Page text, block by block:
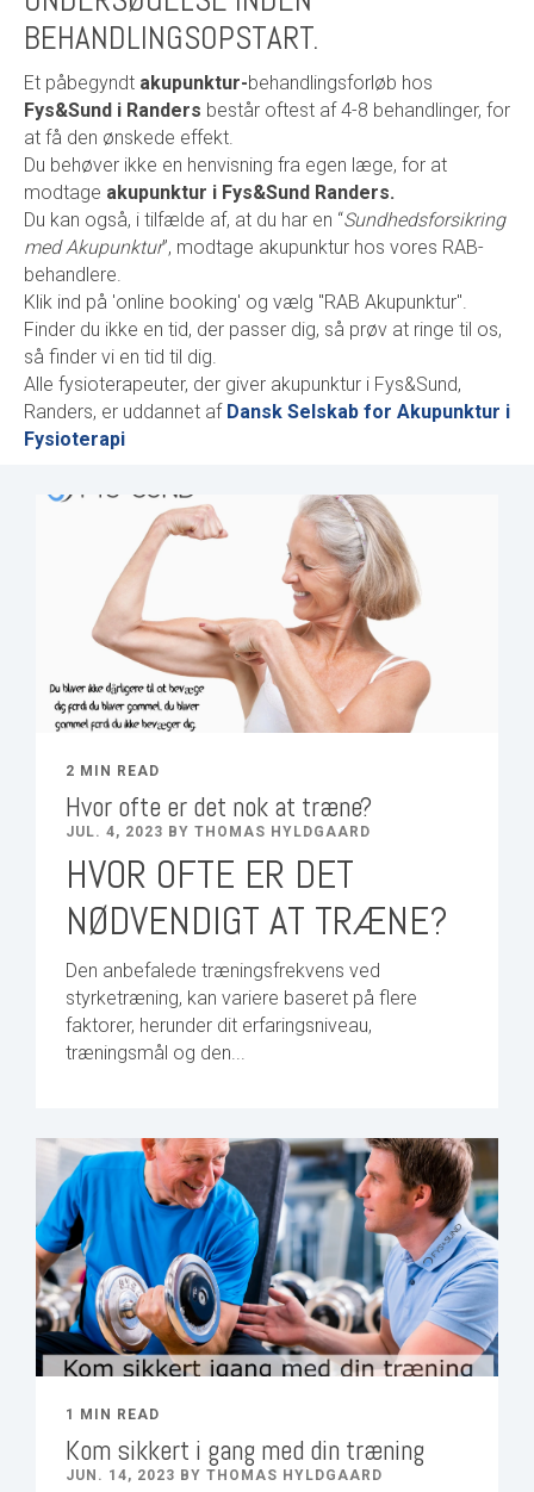
BEHANDLINGSOPSTART.
Et påbegyndt akupunktur-behandlingsforløb hos
Fys&Sund i Randers består oftest af 4-8 behandlinger, for
at få den ønskede effekt.
Du behøver ikke en henvisning fra egen læge, for at
modtage akupunktur i Fys&Sund Randers.
Du kan også, i tilfælde af, at du har en “Sundhedsforsikring
med Akupunktur”, modtage akupunktur hos vores RAB-
behandlere.
Klik ind på 'online booking' og vælg "RAB Akupunktur".
Finder du ikke en tid, der passer dig, så prøv at ringe til os,
så finder vi en tid til dig.
Alle fysioterapeuter, der giver akupunktur i Fys&Sund,
Randers, er uddannet af Dansk Selskab for Akupunktur i
Fysioterapi
2 MIN READ
Hvor ofte er det nok at træne?
JUL. 4, 2023 BY THOMAS HYLDGAARD
HVOR OFTE ER DET
NØDVENDIGT AT TRÆNE?
Den anbefalede træningsfrekvens ved
styrketræning, kan variere baseret på flere
faktorer, herunder dit erfaringsniveau,
træningsmål og den...
1 MIN READ
Kom sikkert i gang med din træning
JUN. 14, 2023 BY THOMAS HYLDGAARD